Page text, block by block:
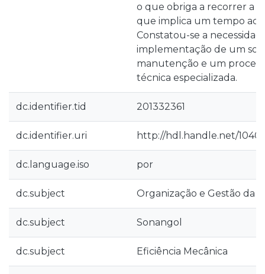
o que obriga a recorrer a
que implica um tempo
Constatou-se a
implementação de um
manutenção e um
técnica especializada.
dc.identifier.tid 201332361
dc.identifier.uri http://hdl.handle.net/
dc.language.iso por
dc.subject Organização e Gestão da
dc.subject Sonangol
dc.subject Eficiência Mecânica